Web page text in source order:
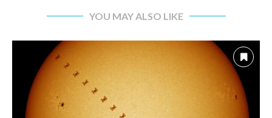
YOU MAY ALSO LIKE